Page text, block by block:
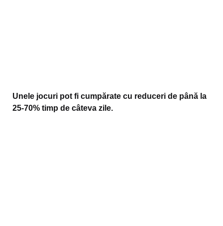
Unele jocuri pot fi cumpărate cu reduceri de până la
25-70% timp de câteva zile.